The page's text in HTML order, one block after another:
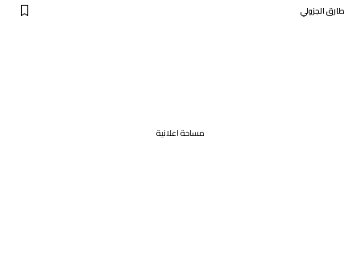
طارق الجزولي
مساحة اعلانية